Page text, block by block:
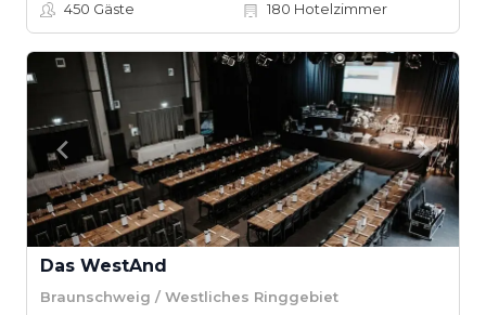
450 Gäste 180 Hotelzimmer
Das WestAnd
Braunschweig / Westliches Ringgebiet